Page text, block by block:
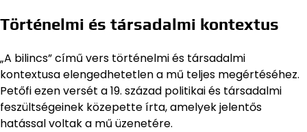
Történelmi és társadalmi kontextus
„A bilincs” című vers történelmi és társadalmi
kontextusa elengedhetetlen a mű teljes megértéséhez.
Petőfi ezen versét a 19. század politikai és társadalmi
feszültségeinek közepette írta, amelyek jelentős
hatással voltak a mű üzenetére.